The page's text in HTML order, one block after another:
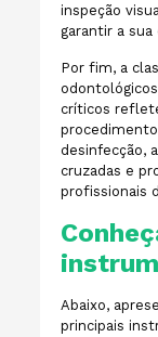
inspeção
garantir a
Por fim, a
críticos
desinfecção,
cruzadas e
profissionais
Abaixo,
principais